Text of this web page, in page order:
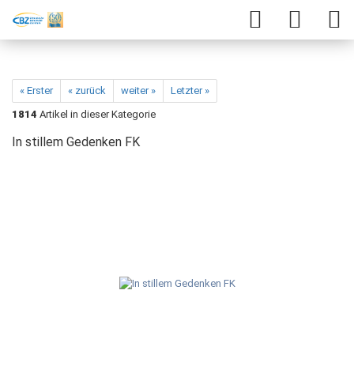
« Erster « zurück weiter »
Letzter »
1814 Artikel in dieser Kategorie
In stillem Gedenken FK